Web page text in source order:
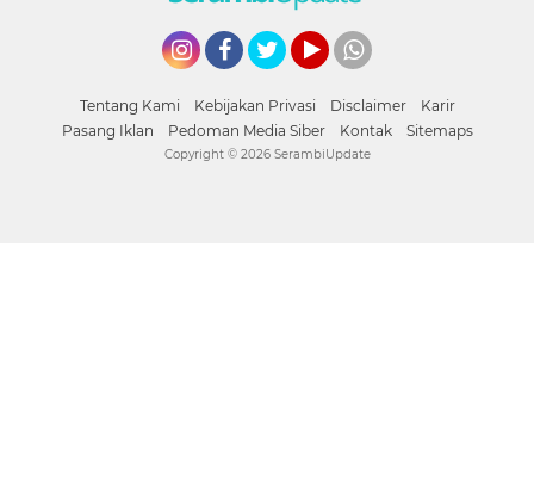
Tentang Kami Kebijakan Privasi Disclaimer
Karir
Pasang Iklan
Pedoman Media Siber Kontak Sitemaps
Copyright © 2026 SerambiUpdate